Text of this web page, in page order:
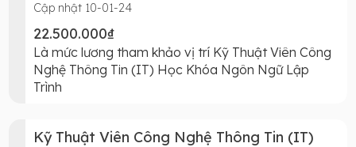
Cập nhật 10-01-24
22.500.000₫
Là mức lương tham khảo vị trí Kỹ Thuật Viên Công
Nghệ Thông Tin (IT) Học Khóa Ngôn Ngữ Lập
Trình
Kỹ Thuật Viên Công Nghệ Thông Tin (IT)